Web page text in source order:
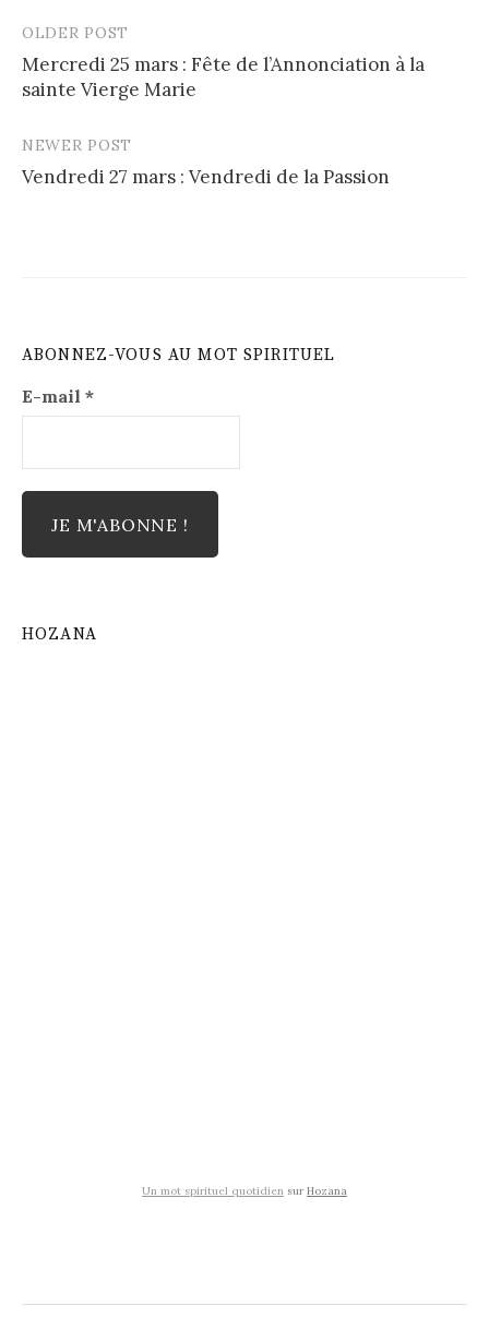
Post
navigation
OLDER POST
Mercredi 25 mars : Fête de l’Annonciation à la
sainte Vierge Marie
NEWER POST
Vendredi 27 mars : Vendredi de la Passion
ABONNEZ-VOUS AU MOT SPIRITUEL
E-mail *
HOZANA
Un mot spirituel quotidien surHozana